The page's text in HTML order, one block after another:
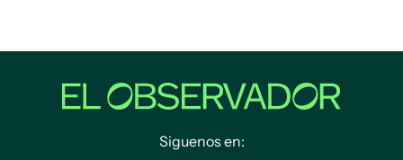
Siguenos en: